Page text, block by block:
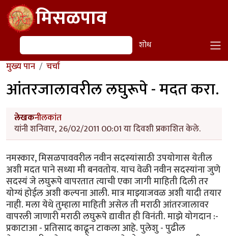
Skip to main contentमिसळपाव
शोध शोध
मुख्य पान चर्चा
आंतरजालावरील लघुरूपे - मदत करा.
लेखकनीलकांत
यांनी शनिवार, 26/02/2011 00:01 या दिवशी प्रकाशित केले.
नमस्कार, मिसळपाववरील नवीन सदस्यांसाठी उपयोगास येतील
अशी मदत पाने सध्या मी बनवतोय. याच वेळी नवीन सदस्यांना जुणे
सदस्यं जे लघुरूपे वापरतात त्याची एका जागी माहिती दिली तर
योग्यं होईल अशी कल्पना आली. मात्र माझ्याजवळ अशी यादी तयार
नाही. मला येथे तुम्हाला माहिती असेल ती मराठी आंतरजालावर
वापरली जाणारी मराठी लघुरूपे द्यावीत ही विनंती. माझे योगदान :-
प्रकाटाआ - प्रतिसाद काढून टाकला आहे. पुलेशु - पुढील